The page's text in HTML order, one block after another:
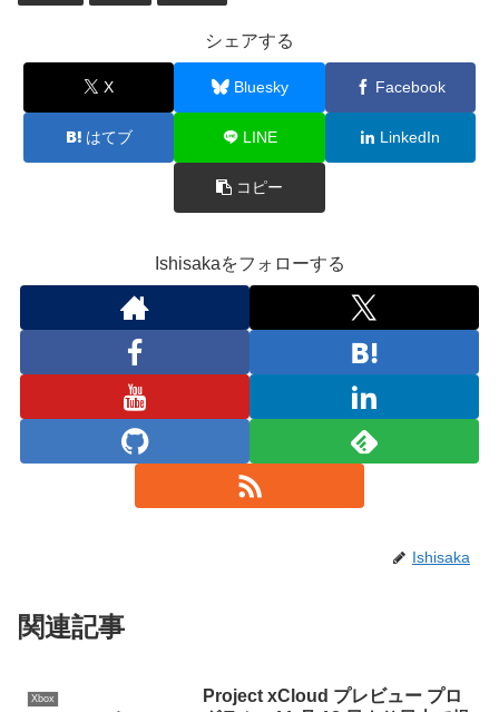
シェアする
X Bluesky Facebook
はてブ LINE LinkedIn
コピー
Ishisakaをフォローする
Ishisaka
関連記事
Xbox
Project xCloud プレビュー プロ